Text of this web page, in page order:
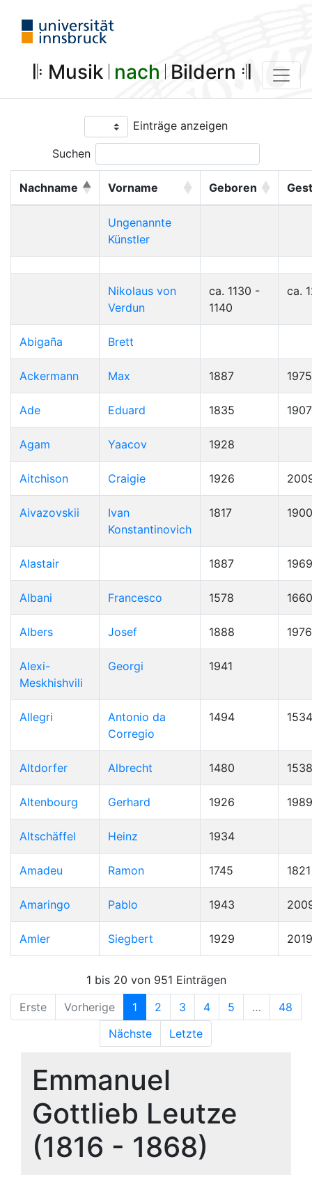
𝄆 Musik 𝄀 nach 𝄀 Bildern 𝄇
Einträge anzeigen
Suchen
Nachname Vorname Geboren
Ungenannte
Künstler
Nikolaus von
Verdun
ca. 1130 -
1140
ca.
Abigaña Brett
Ackermann Max 1887 1975
Ade Eduard 1835 1907
Agam Yaacov 1928
Aitchison Craigie 1926
Aivazovskii
Ivan
Konstantinovich
1817 1900
Alastair 1887 1969
Albani Francesco 1578 1660
Albers Josef 1888 1976
Alexi-
Meskhishvili
Georgi 1941
Allegri
Antonio da
Corregio
1494 1534
Altdorfer Albrecht 1480 1538
Altenbourg Gerhard 1926 1989
Altschäffel Heinz 1934
Amadeu Ramon 1745 1821
Amaringo Pablo 1943
Amler Siegbert 1929 2019
1 bis 20 von 951 Einträgen
Erste
Vorherige 1 2 3 4 5 …
48
Nächste
Letzte
Emmanuel
Gottlieb Leutze
(1816 - 1868)